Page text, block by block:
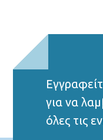
για να
όλες τις